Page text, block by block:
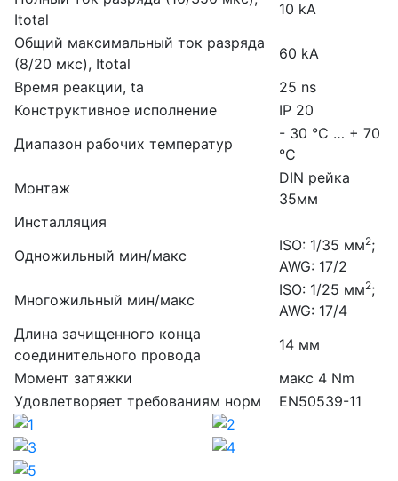
Itotal
10 kA
Общий максимальный ток разряда
(8/20 мкс), Itotal
60 kA
Время реакции, ta
25 ns
Конструктивное исполнение
IP 20
Диапазон рабочих температур
- 30 °C … + 70
°C
Монтаж
DIN рейка
35мм
Инсталляция
Одножильный мин/макс
ISO: 1/35 мм2;
AWG: 17/2
Многожильный мин/макс
ISO: 1/25 мм2;
AWG: 17/4
Длина зачищенного конца
соединительного провода
14 мм
Момент затяжки
макс 4 Nm
Удовлетворяет требованиям норм
EN50539-11